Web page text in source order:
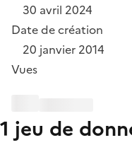
30 avril 2024
Date de création
20 janvier 2014
Vues
1 jeu de